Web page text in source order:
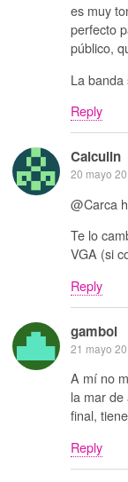
es muy
perfecto
público,
La banda
Reply
Calculin
20 mayo
@Carca
Te lo
VGA (si
Reply
gamboi
21 mayo
A mí no
la mar
final,
Reply